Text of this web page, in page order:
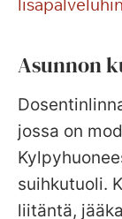
Asunnon
jossa on
suihkutuoli.
liitäntä,